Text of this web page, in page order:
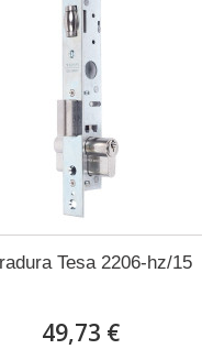
Tesa 2206-hz/15
49,73 €